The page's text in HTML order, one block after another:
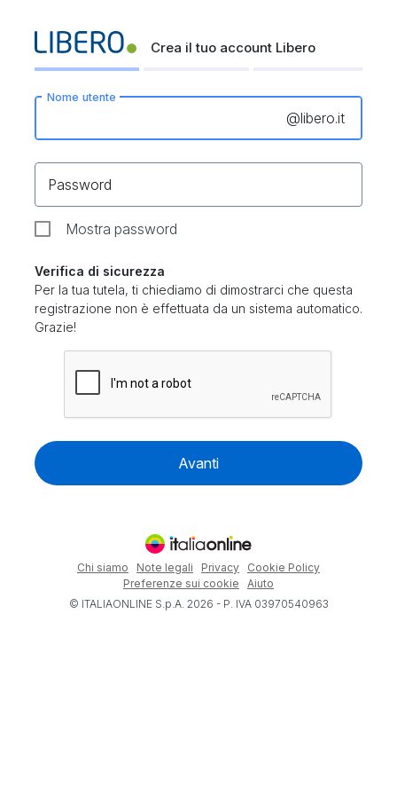
Crea il tuo account Libero
Nome utente
@libero.it
Password
Mostra password
Verifica di sicurezza
Per la tua tutela, ti chiediamo di dimostrarci che questa
registrazione non è effettuata da un sistema automatico.
Grazie!
Avanti
Chi siamo Note legali Privacy
Cookie Policy
Preferenze sui cookie
Aiuto
© ITALIAONLINE S.p.A. 2026 - P. IVA 03970540963